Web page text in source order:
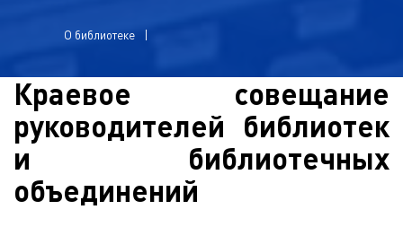
О библиотеке
Краевое совещание
руководителей библиотек
и библиотечных
объединений